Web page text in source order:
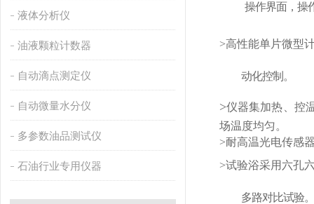
液体分析仪
油液颗粒计数器
自动滴点测定仪
自动微量水分仪
多参数油品测试仪
石油行业专用仪器
操作界面，操
>高性能单片微型
动化控制。
>仪器集加热、控
场温度均匀。
>耐高温光电传感
>试验浴采用六孔
多路对比试验。